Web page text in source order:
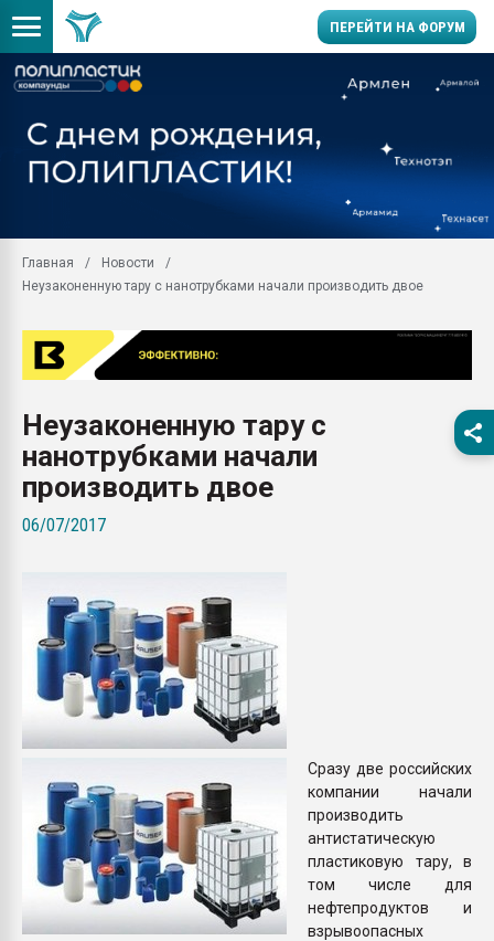
ПЕРЕЙТИ НА ФОРУМ
пластмасс
ситуацией на
поликарбоната и АБС-
26.07.2022 "Сибирский
Главная
Новости
Неузаконенную тару с нанотрубками начали производить двое
Неузаконенную тару с
нанотрубками начали
производить двое
06/07/2017
Сразу две российских
компании начали
производить
антистатическую
пластиковую тару, в
том числе для
нефтепродуктов и
взрывоопасных